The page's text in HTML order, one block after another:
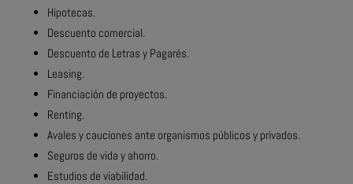
Hipotecas.
Descuento comercial.
Descuento de Letras y Pagarés.
Leasing.
Financiación de proyectos.
Renting.
Avales y cauciones ante organismos públicos y privados.
Seguros de vida y ahorro.
Estudios de viabilidad.